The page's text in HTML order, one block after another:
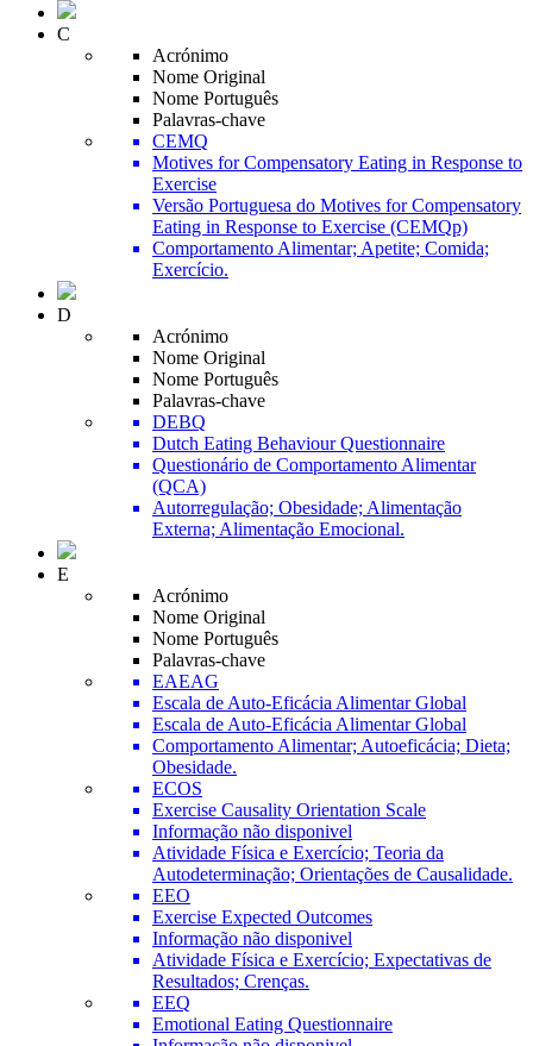
C
Acrónimo
Nome Original
Nome Português
Palavras-chave
CEMQ
Motives for Compensatory Eating in Response to
Exercise
Versão Portuguesa do Motives for Compensatory
Eating in Response to Exercise (CEMQp)
Comportamento Alimentar; Apetite; Comida;
Exercício.
D
Acrónimo
Nome Original
Nome Português
Palavras-chave
DEBQ
Dutch Eating Behaviour Questionnaire
Questionário de Comportamento Alimentar
(QCA)
Autorregulação; Obesidade; Alimentação
Externa; Alimentação Emocional.
E
Acrónimo
Nome Original
Nome Português
Palavras-chave
EAEAG
Escala de Auto-Eficácia Alimentar Global
Escala de Auto-Eficácia Alimentar Global
Comportamento Alimentar; Autoeficácia; Dieta;
Obesidade.
ECOS
Exercise Causality Orientation Scale
Informação não disponivel
Atividade Física e Exercício; Teoria da
Autodeterminação; Orientações de Causalidade.
EEO
Exercise Expected Outcomes
Informação não disponivel
Atividade Física e Exercício; Expectativas de
Resultados; Crenças.
EEQ
Emotional Eating Questionnaire